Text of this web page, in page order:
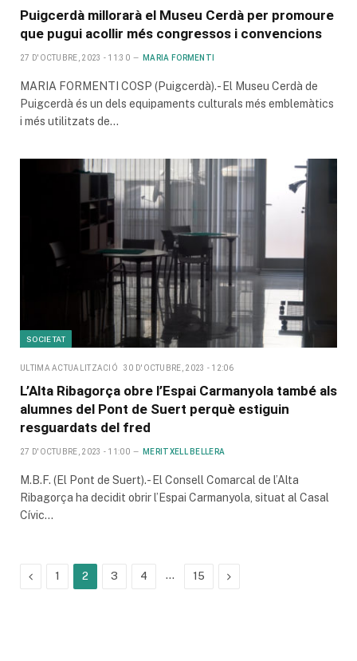
Puigcerdà millorarà el Museu Cerdà per promoure
que pugui acollir més congressos i convencions
27 D'OCTUBRE, 2023 - 11:30 MARIA FORMENTI
MARIA FORMENTI COSP (Puigcerdà).- El Museu Cerdà de
Puigcerdà és un dels equipaments culturals més emblemàtics
i més utilitzats de…
SOCIETAT
ULTIMA ACTUALITZACIÓ 30 D'OCTUBRE, 2023 - 12:06
L’Alta Ribagorça obre l’Espai Carmanyola també als
alumnes del Pont de Suert perquè estiguin
resguardats del fred
27 D'OCTUBRE, 2023 - 11:00 MERITXELL BELLERA
M.B.F. (El Pont de Suert).- El Consell Comarcal de l’Alta
Ribagorça ha decidit obrir l’Espai Carmanyola, situat al Casal
Cívic…
Previous
1 2 3 4 … 15 Next